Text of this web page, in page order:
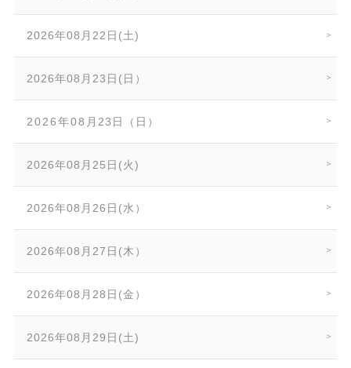
2026年08月22日(土)
2026年08月23日(日）
2026年08月23日（日）
2026年08月25日(火)
2026年08月26日(水）
2026年08月27日(木）
2026年08月28日(金）
2026年08月29日(土)